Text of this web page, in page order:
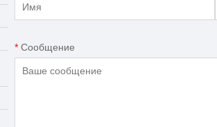
* Сообщение